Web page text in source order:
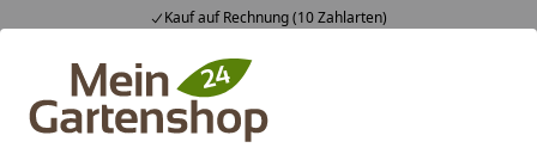
Kauf auf Rechnung (10 Zahlarten)
Alle Produkte
Mein Konto
Suchen